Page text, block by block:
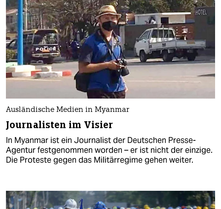
Ausländische Medien in Myanmar
Journalisten im Visier
In Myanmar ist ein Journalist der Deutschen Presse-
Agentur festgenommen worden – er ist nicht der einzige.
Die Proteste gegen das Militärregime gehen weiter.